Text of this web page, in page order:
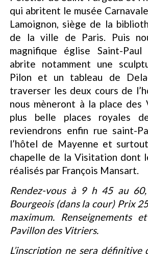
qui abritent le musée
Lamoignon, siège de la
de la ville de Paris. Puis
magnifique église Saint-Paul
abrite notamment une
Pilon et un tableau de
traverser les deux cours de
nous mèneront à la place des
plus belle places royales
reviendrons enfin rue saint-
l’hôtel de Mayenne et
chapelle de la Visitation dont
réalisés par François Mansart.
Rendez-vous à 9 h 45 au
Bourgeois (dans la cour) Prix
maximum. Renseignements
Pavillon des Vitriers.
L’inscription ne sera définitive